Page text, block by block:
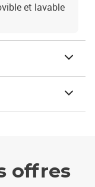
et lavable
offres